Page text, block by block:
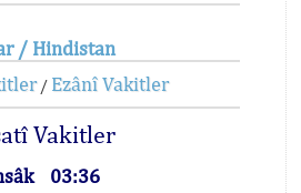
/ Hindistan
/ Ezânî Vakitler
Vakitler
03:36